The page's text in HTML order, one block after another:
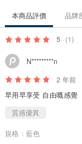
敏。要解決氣味的問題
時後用沸水消毒幾分鐘，
以上方法均不會破壞月
本商品評價 品牌
5 (1)
N*********n
2 年前
早用早享受 自由嘅感覺
質感優異
規格：藍色